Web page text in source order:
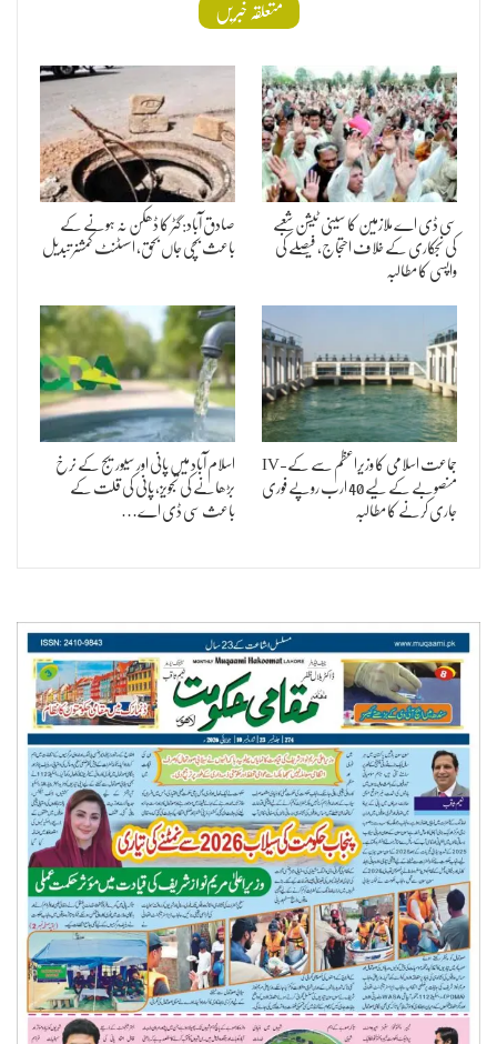
متعلقہ خبریں
سی ڈی اے ملازمین کا سینی ٹیشن شعبے
کی نجکاری کے خلاف احتجاج، فیصلے کی
واپسی کا مطالبہ
صادق آباد: گٹر کا ڈھکن نہ ہونے کے
باعث بچی جاں بحق، اسسٹنٹ کمشنر تبدیل
جماعت اسلامی کا وزیراعظم سے کے-IV
منصوبے کے لیے 40 ارب روپے فوری
جاری کرنے کا مطالبہ
اسلام آباد میں پانی اور سیوریج کے نرخ
بڑھانے کی تجویز، پانی کی قلت کے
باعث سی ڈی اے…